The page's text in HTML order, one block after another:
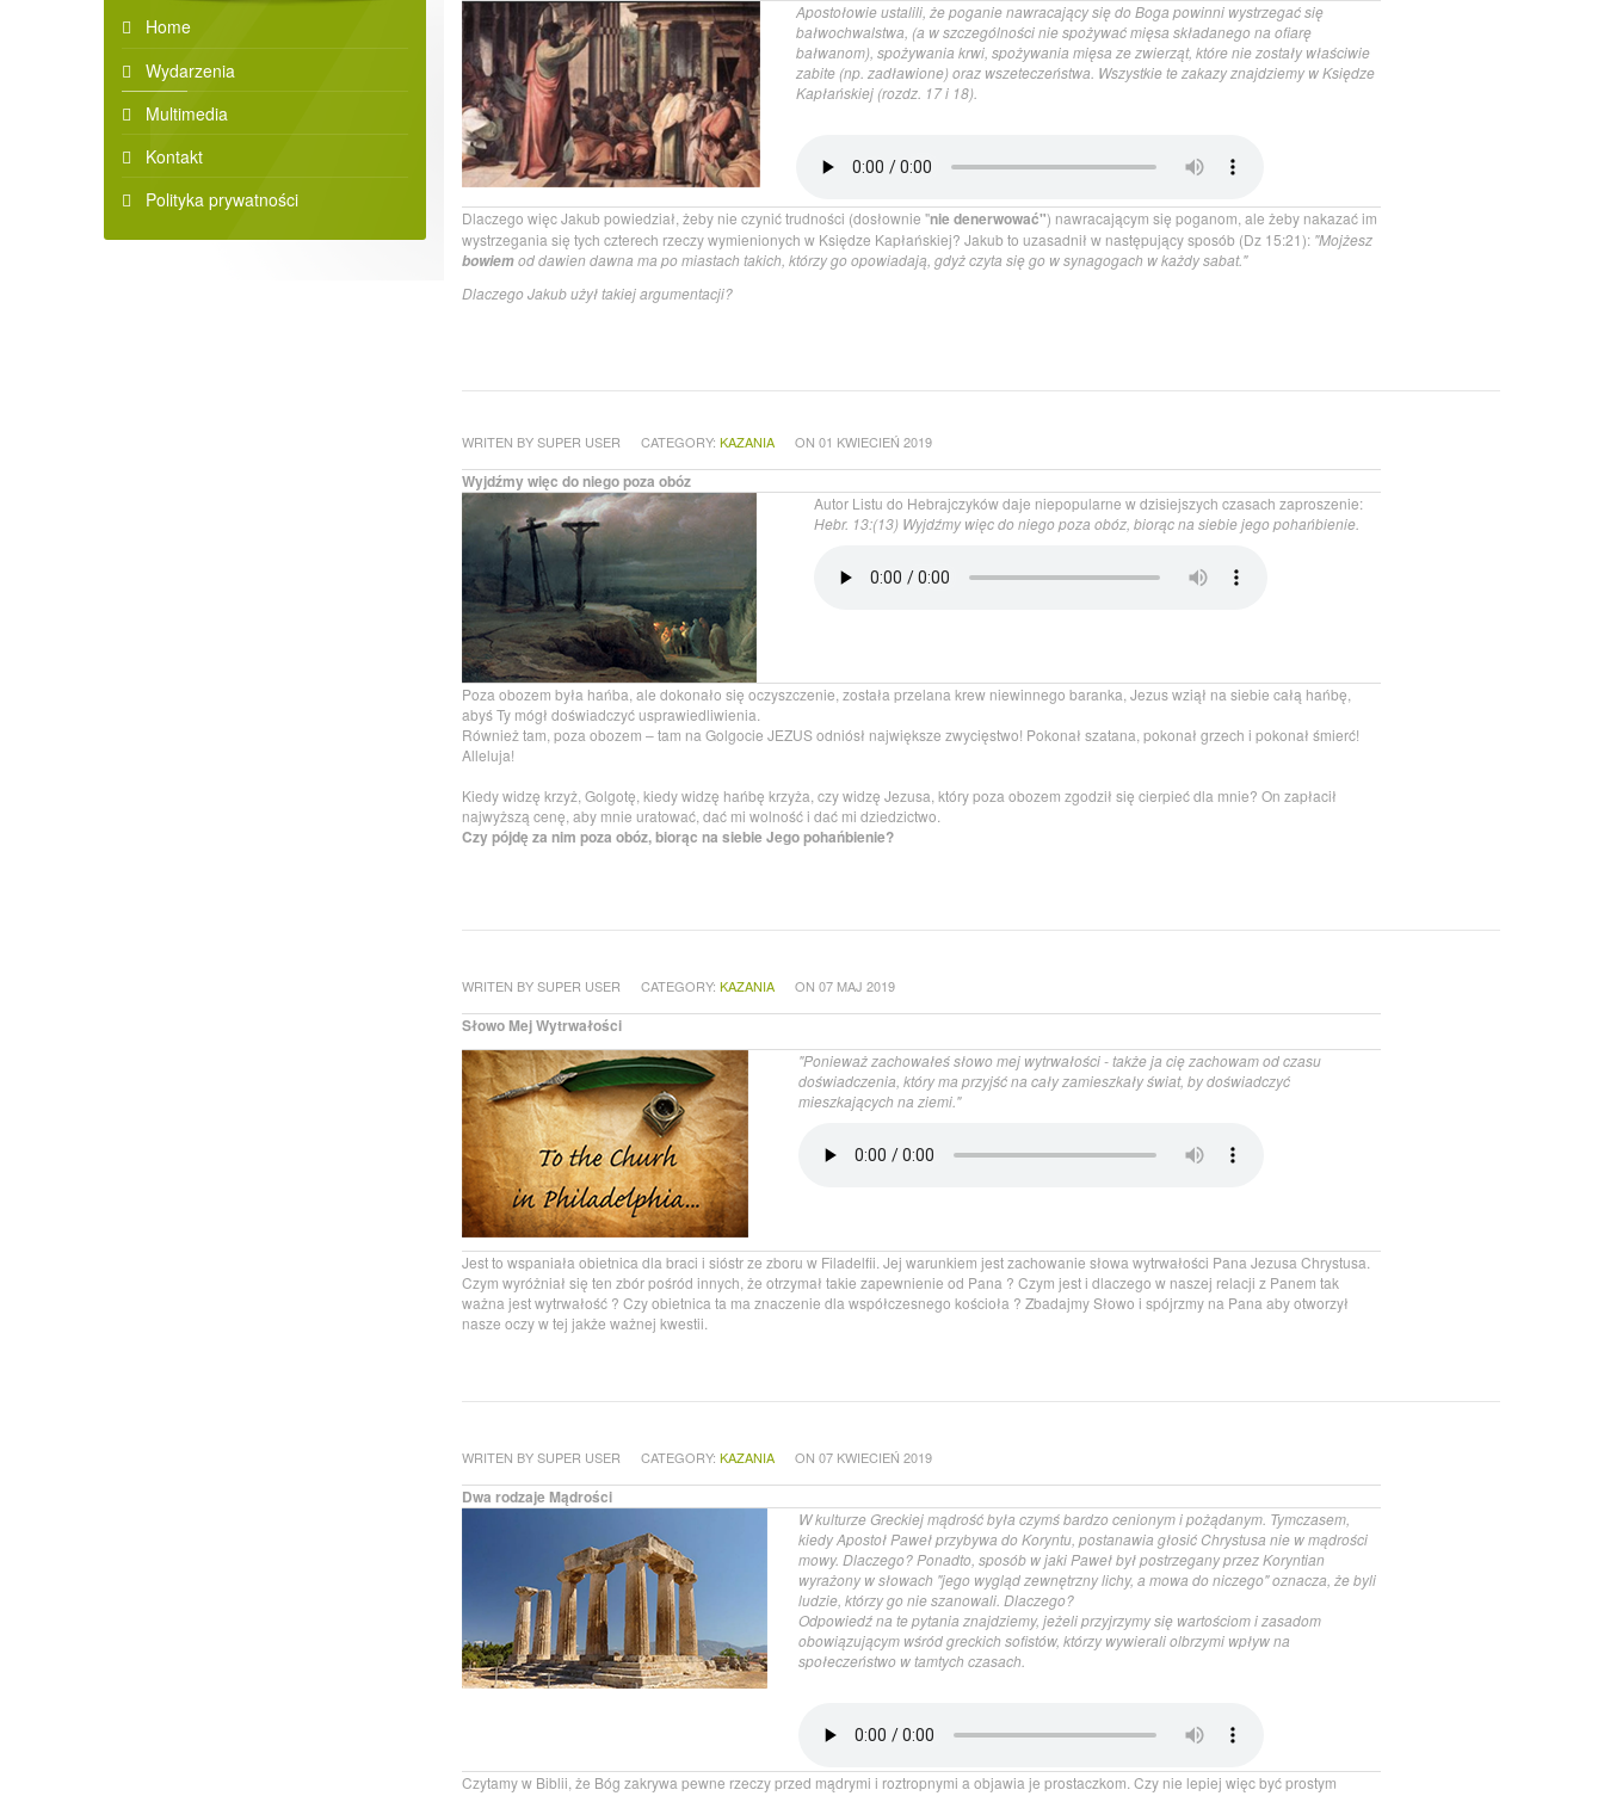
Home
Wydarzenia
Multimedia
Kontakt
Polityka prywatności
Apostołowie ustalili, że poganie nawracający się do Boga powinni wystrzegać się
bałwochwalstwa, (a w szczególności nie spożywać mięsa składanego na ofiarę
bałwanom), spożywania krwi, spożywania mięsa ze zwierząt, które nie zostały właściwie
zabite (np. zadławione) oraz wszeteczeństwa. Wszystkie te zakazy znajdziemy w Księdze
Kapłańskiej (rozdz. 17 i 18).
Dlaczego więc Jakub powiedział, żeby nie czynić trudności (dosłownie "nie denerwować") nawracającym się poganom, ale żeby nakazać im
wystrzegania się tych czterech rzeczy wymienionych w Księdze Kapłańskiej? Jakub to uzasadnił w następujący sposób (Dz 15:21): "Mojżesz
bowiemod dawien dawna ma po miastach takich, którzy go opowiadają, gdyż czyta się go w synagogach w każdy sabat."
Dlaczego Jakub użył takiej argumentacji?
WRITEN BY SUPER USER CATEGORY: KAZANIA ON 01 KWIECIEŃ 2019
Wyjdźmy więc do niego poza obóz
Autor Listu do Hebrajczyków daje niepopularne w dzisiejszych czasach zaproszenie:
Hebr. 13:(13) Wyjdźmy więc do niego poza obóz, biorąc na siebie jego pohańbienie.
Poza obozem była hańba, ale dokonało się oczyszczenie, została przelana krew niewinnego baranka, Jezus wziął na siebie całą hańbę,
abyś Ty mógł doświadczyć usprawiedliwienia.
Również tam, poza obozem – tam na Golgocie JEZUS odniósł największe zwycięstwo! Pokonał szatana, pokonał grzech i pokonał śmierć!
Alleluja!
Kiedy widzę krzyż, Golgotę, kiedy widzę hańbę krzyża, czy widzę Jezusa, który poza obozem zgodził się cierpieć dla mnie? On zapłacił
najwyższą cenę, aby mnie uratować, dać mi wolność i dać mi dziedzictwo.
Czy pójdę za nim poza obóz, biorąc na siebie Jego pohańbienie?
WRITEN BY SUPER USER CATEGORY: KAZANIA ON 07 MAJ 2019
Słowo Mej Wytrwałości
"Ponieważ zachowałeś słowo mej wytrwałości - także ja cię zachowam od czasu
doświadczenia, który ma przyjść na cały zamieszkały świat, by doświadczyć
mieszkających na ziemi."
Jest to wspaniała obietnica dla braci i sióstr ze zboru w Filadelfii. Jej warunkiem jest zachowanie słowa wytrwałości Pana Jezusa Chrystusa.
Czym wyróżniał się ten zbór pośród innych, że otrzymał takie zapewnienie od Pana ? Czym jest i dlaczego w naszej relacji z Panem tak
ważna jest wytrwałość ? Czy obietnica ta ma znaczenie dla współczesnego kościoła ? Zbadajmy Słowo i spójrzmy na Pana aby otworzył
nasze oczy w tej jakże ważnej kwestii.
WRITEN BY SUPER USER CATEGORY: KAZANIA ON 07 KWIECIEŃ 2019
Dwa rodzaje Mądrości
W kulturze Greckiej mądrość była czymś bardzo cenionym i pożądanym. Tymczasem,
kiedy Apostoł Paweł przybywa do Koryntu, postanawia głosić Chrystusa nie w mądrości
mowy. Dlaczego? Ponadto, sposób w jaki Paweł był postrzegany przez Koryntian
wyrażony w słowach "jego wygląd zewnętrzny lichy, a mowa do niczego" oznacza, że byli
ludzie, którzy go nie szanowali. Dlaczego?
Odpowiedź na te pytania znajdziemy, jeżeli przyjrzymy się wartościom i zasadom
obowiązującym wśród greckich sofistów, którzy wywierali olbrzymi wpływ na
społeczeństwo w tamtych czasach.
Czytamy w Biblii, że Bóg zakrywa pewne rzeczy przed mądrymi i roztropnymi a objawia je prostaczkom. Czy nie lepiej więc być prostym